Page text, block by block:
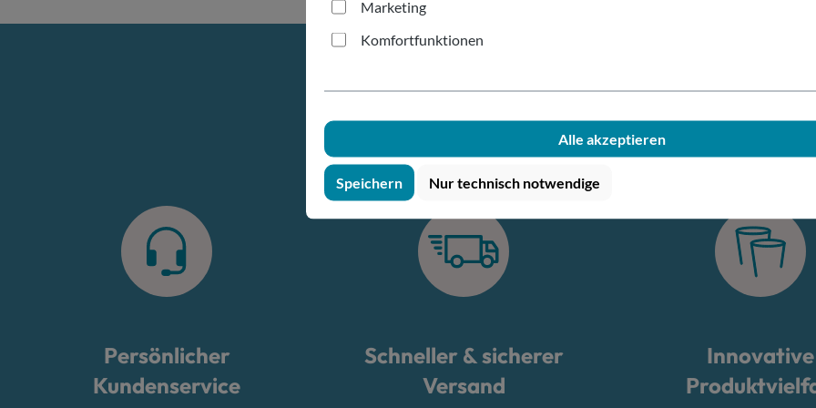
Deine Vorteile bei
Persönlicher
Kundenservice
Schneller & sicherer
Versand
Innovative
Marketing
Komfortfunktionen
Alle akzeptieren
Speichern Nur technisch notwendige